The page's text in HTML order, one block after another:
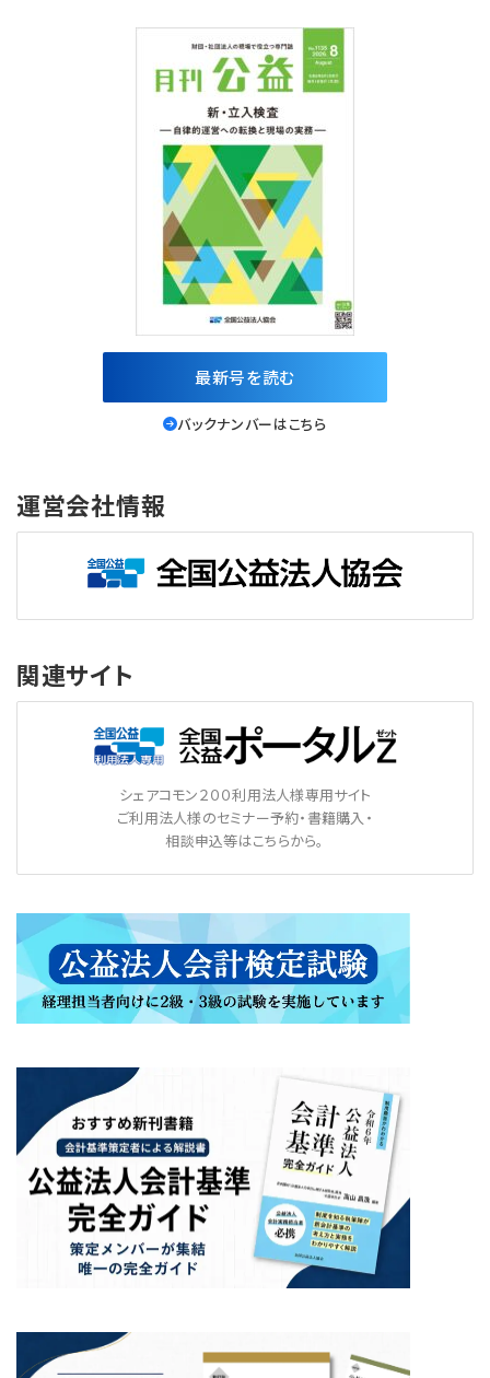
最新号を読む
バックナンバーはこちら
運営会社情報
関連サイト
シェアコモン２００利用法人様専用サイト
ご利用法人様のセミナー予約・書籍購入・
相談申込等はこちらから。